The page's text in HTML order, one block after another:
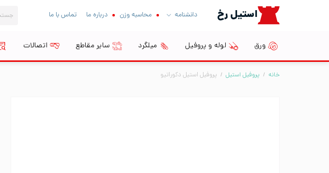
استیل رخ دانشنامه محاسبه وزن درباره ما تماس با ما
برای:
ورق لوله و پروفیل میلگرد سایر مقاطع اتصالات
خانه / پروفیل استیل / پروفیل استیل دکوراتیو